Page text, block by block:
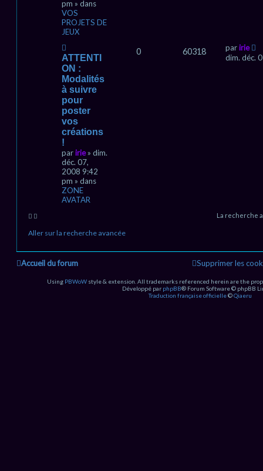
m
e
s
s
g
e
pm » dans
VOS
PROJETS DE
JEUX
o
u
v
e
a
u
m
e
s
a
g
e
ATTENTI
ON :
Modalités
à suivre
pour
poster
vos
créations
!
paririe» dim.
déc. 07,
2008 9:42
pm » dans
ZONE
AVATAR
0 60318 paririe
dim. déc.
La recherche
Aller sur la recherche avancée
Accueil du forum Supprimer les
Using PBWoW style & extension. All trademarks referenced herein are the
Développé par phpBB® Forum Software © phpBB
Traduction française officielle©Qiaeru